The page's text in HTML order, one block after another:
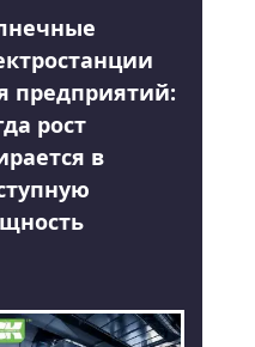
предприятий:
рост
в